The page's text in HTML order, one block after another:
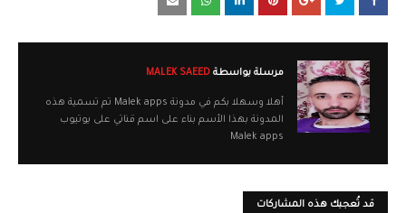
مرسلة بواسطة
أهلا وسهلا بكم في مدونة Malek apps تم تسمية هذه
المدونة بهذا الأسم بناء على اسم قناتي على يوتيوب
Malek apps
قد تُعجبك هذه المشاركات